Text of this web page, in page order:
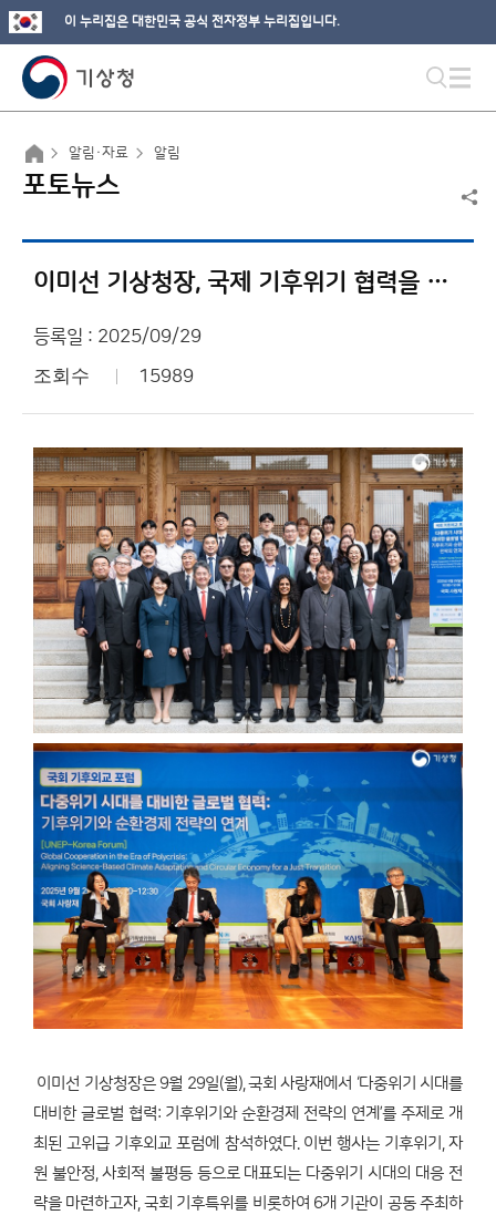
이 누리집은 대한민국 공식 전자정부 누리집입니다.
알림·자료 알림
포토뉴스
이미선 기상청장, 국제 기후위기 협력을 위한 국회 기후외교 포럼 참석
등록일 : 2025/09/29
조회수 15989
이미선 기상청장은 9월 29일(월), 국회 사랑재에서 ‘다중위기 시대를
대비한 글로벌 협력: 기후위기와 순환경제 전략의 연계’를 주제로 개
최된 고위급 기후외교 포럼에 참석하였다. 이번 행사는 기후위기, 자
원 불안정, 사회적 불평등 등으로 대표되는 다중위기 시대의 대응 전
략을 마련하고자, 국회 기후특위를 비롯하여 6개 기관이 공동 주최하